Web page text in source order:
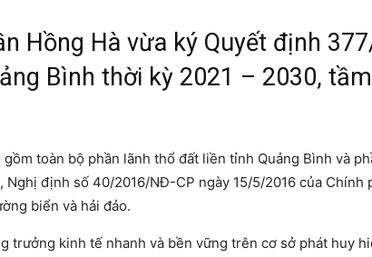
Hồng Hà vừa ký Quyết định
Bình thời kỳ 2021 – 2030,
toàn bộ phần lãnh thổ đất liền tỉnh Quảng Bình và
Nghị định số 40/2016/NĐ-CP ngày 15/5/2016 của
biển và hải đảo.
trưởng kinh tế nhanh và bền vững trên cơ sở phát huy